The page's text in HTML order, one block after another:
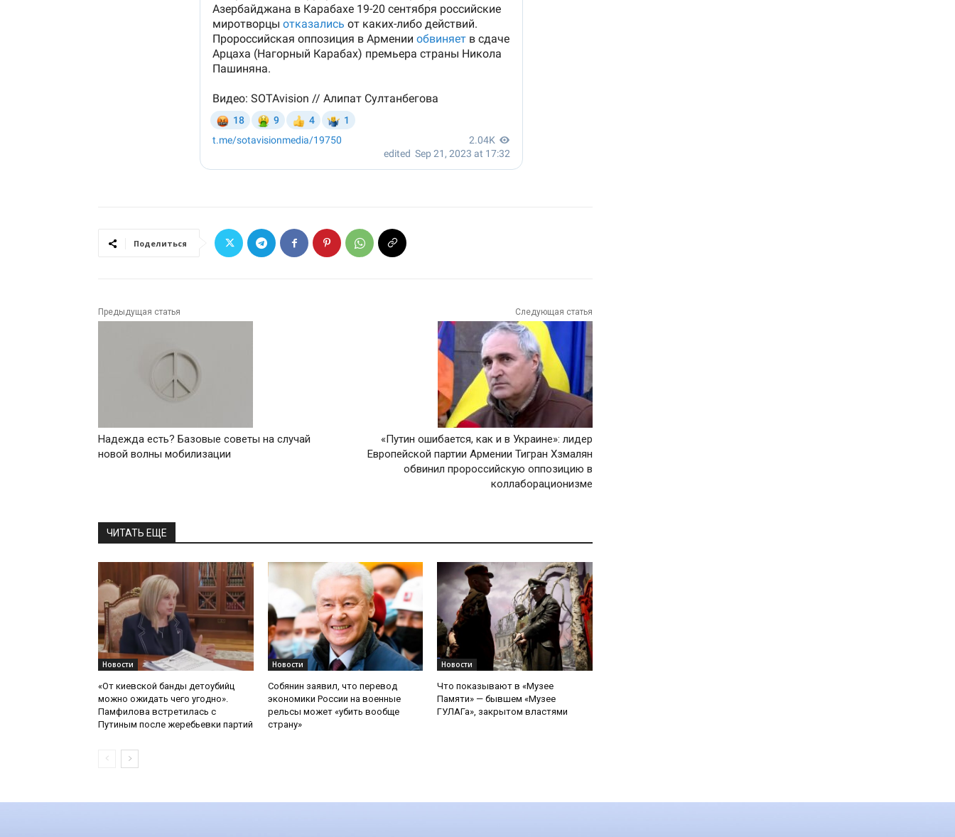
Поделиться
Предыдущая статья
Надежда есть? Базовые советы на случай
новой волны мобилизации
Следующая статья
«Путин ошибается, как и в Украине»: лидер
Европейской партии Армении Тигран Хзмалян
обвинил пророссийскую оппозицию в
коллаборационизме
ЧИТАТЬ ЕЩЕ
Новости
«От киевской банды детоубийц
можно ожидать чего угодно».
Памфилова встретилась с
Путиным после жеребьевки партий
Новости
Собянин заявил, что перевод
экономики России на военные
рельсы может «убить вообще
страну»
Новости
Что показывают в «Музее
Памяти» — бывшем «Музее
ГУЛАГа», закрытом властями